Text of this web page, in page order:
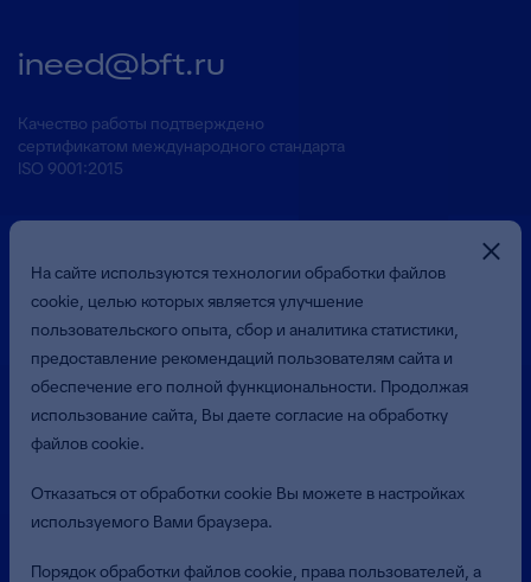
ineed@bft.ru
Качество работы подтверждено
сертификатом международного стандарта
ISO 9001:2015
Презентация о Компании
«Бюджетные и Финансовые Технологии»
(ООО «БФТ»). Все права защищены.
На сайте используются технологии обработки файлов
cookie, целью которых является улучшение
пользовательского опыта, сбор и аналитика статистики,
предоставление рекомендаций пользователям сайта и
обеспечение его полной функциональности. Продолжая
использование сайта, Вы даете согласие на обработку
файлов cookie.
Отказаться от обработки cookie Вы можете в настройках
используемого Вами браузера.
Порядок обработки файлов cookie, права пользователей, а